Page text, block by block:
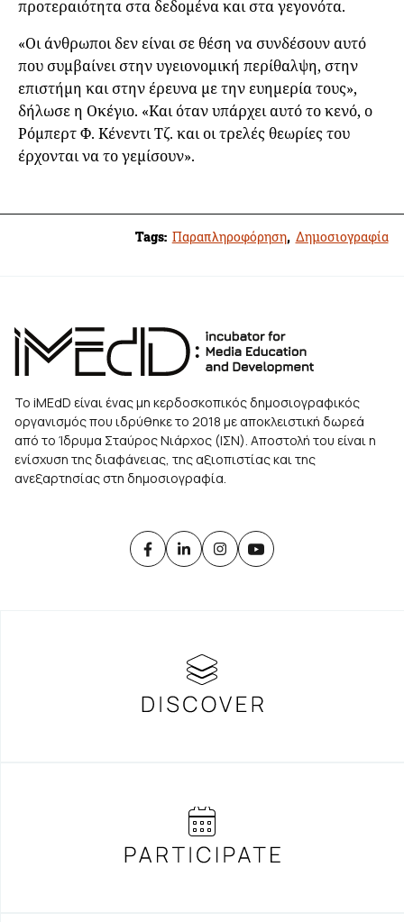
προτεραιότητα στα δεδομένα και στα γεγονότα.
«Οι άνθρωποι δεν είναι σε θέση να συνδέσουν αυτό
που συμβαίνει στην υγειονομική περίθαλψη, στην
επιστήμη και στην έρευνα με την ευημερία τους»,
δήλωσε η Οκέγιο. «Και όταν υπάρχει αυτό το κενό, ο
Ρόμπερτ Φ. Κένεντι Τζ. και οι τρελές θεωρίες του
έρχονται να το γεμίσουν».
Tags: Παραπληροφόρηση, Δημοσιογραφία
Το iMEdD είναι ένας μη κερδοσκοπικός δημοσιογραφικός
οργανισμός που ιδρύθηκε το 2018 με αποκλειστική δωρεά
από το Ίδρυμα Σταύρος Νιάρχος (ΙΣΝ). Αποστολή του είναι η
ενίσχυση της διαφάνειας, της αξιοπιστίας και της
ανεξαρτησίας στη δημοσιογραφία.